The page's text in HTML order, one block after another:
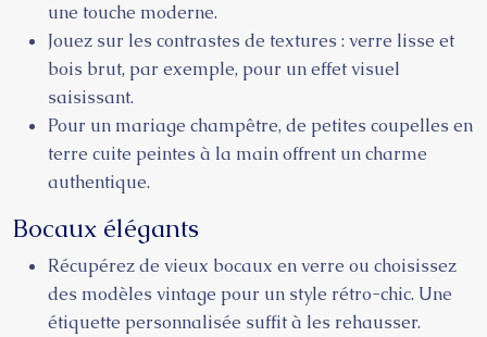
une touche moderne.
Jouez sur les contrastes de textures : verre lisse et
bois brut, par exemple, pour un effet visuel
saisissant.
Pour un mariage champêtre, de petites coupelles en
terre cuite peintes à la main offrent un charme
authentique.
Bocaux élégants
Récupérez de vieux bocaux en verre ou choisissez
des modèles vintage pour un style rétro-chic. Une
étiquette personnalisée suffit à les rehausser.